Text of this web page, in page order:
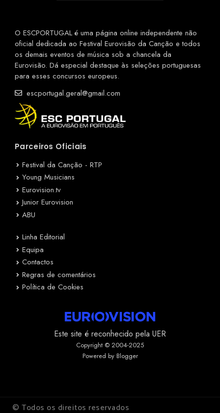
O ESCPORTUGAL é uma página online independente não
oficial dedicada ao Festival Eurovisão da Canção e todos
os demais eventos de música sob a chancela da
Eurovisão. Dá especial destaque às seleções portuguesas
para esses concursos europeus.
escportugal.geral@gmail.com
Parceiros Oficiais
Festival da Canção - RTP
Young Musicians
Eurovision.tv
Junior Eurovision
ABU
Linha Editorial
Equipa
Contactos
Regras de comentários
Política de Cookies
Este site é reconhecido pela UER
Copyright © 2004-2025
Powered by Blogger
© Todos os direitos reservados